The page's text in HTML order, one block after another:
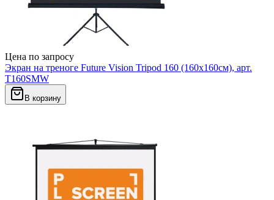
Цена по запросу
Экран на треноге Future Vision Tripod 160 (160x160см), арт.
T160SMW
В корзину